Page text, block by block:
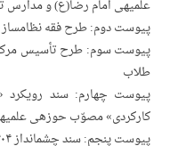
علمیه‏ی امام رضا(ع) و مدارس
پیوست دوم: طرح فقه نظام‏ساز
پیوست سوم: طرح تأسیس مرکز
طلاب
پیوست چهارم: سند رویکرد
کارکردی» مصوّب حوزه‏ی
پیوست پنجم: سند چشم‏انداز ۱۴۰۴ حوزه‏ی علمیه‏ی امام رضا(ع)